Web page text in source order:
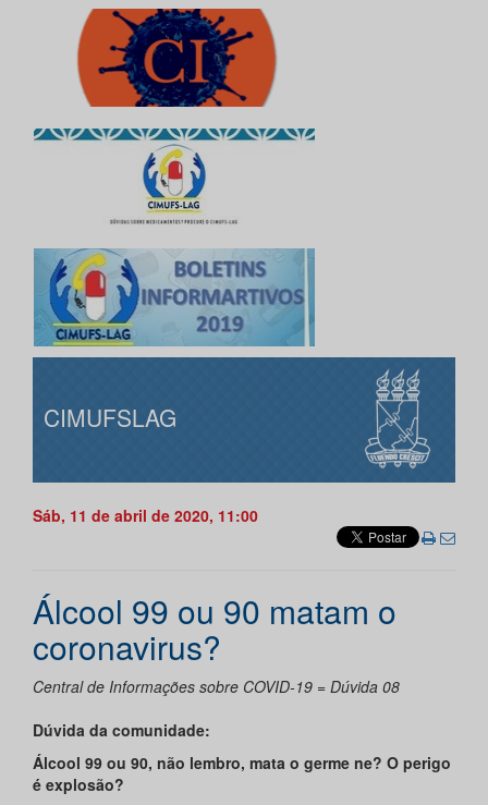
CIMUFSLAG
Sáb, 11 de abril de 2020, 11:00
Álcool 99 ou 90 matam o
coronavirus?
Central de Informações sobre COVID-19 = Dúvida 08
Dúvida da comunidade:
Álcool 99 ou 90, não lembro, mata o germe ne? O perigo
é explosão?